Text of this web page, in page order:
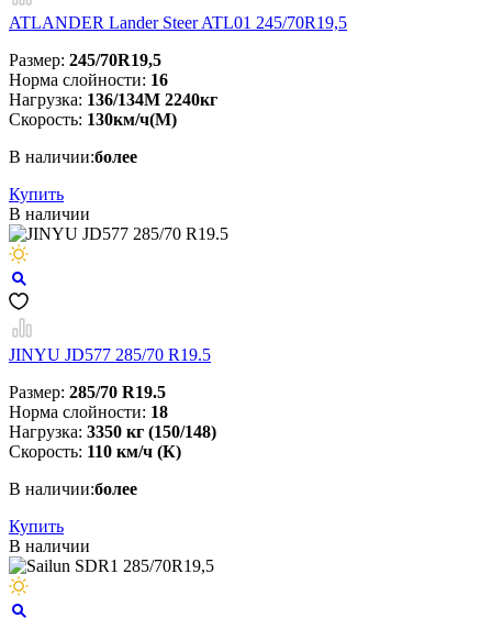
ATLANDER Lander Steer ATL01 245/70R19,5
Размер: 245/70R19,5
Норма слойности: 16
Нагрузка: 136/134M 2240кг
Скорость: 130км/ч(M)
В наличии:более
Купить
В наличии
JINYU JD577 285/70 R19.5
Размер: 285/70 R19.5
Норма слойности: 18
Нагрузка: 3350 кг (150/148)
Скорость: 110 км/ч (К)
В наличии:более
Купить
В наличии